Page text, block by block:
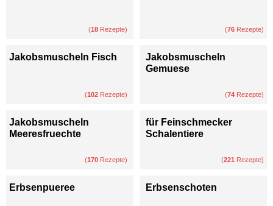
(18 Rezepte) (76 Rezepte)
Jakobsmuscheln Fisch
(102 Rezepte)
Jakobsmuscheln
Gemuese
(74 Rezepte)
Jakobsmuscheln
Meeresfruechte
(170 Rezepte)
für Feinschmecker
Schalentiere
(221 Rezepte)
Erbsenpueree Erbsenschoten